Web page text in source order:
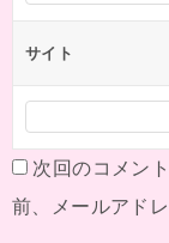
サイト
次回のコメン
前、メールアド